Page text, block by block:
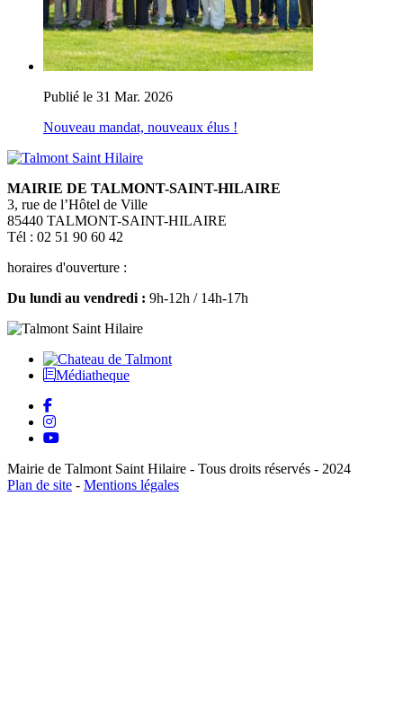
Publié le 31 Mar. 2026
Nouveau mandat, nouveaux élus !
MAIRIE DE TALMONT-SAINT-HILAIRE
3, rue de l’Hôtel de Ville
85440 TALMONT-SAINT-HILAIRE
Tél : 02 51 90 60 42
horaires d'ouverture :
Du lundi au vendredi : 9h-12h / 14h-17h
Médiatheque
Mairie de Talmont Saint Hilaire - Tous droits réservés - 2024
Plan de site - Mentions légales